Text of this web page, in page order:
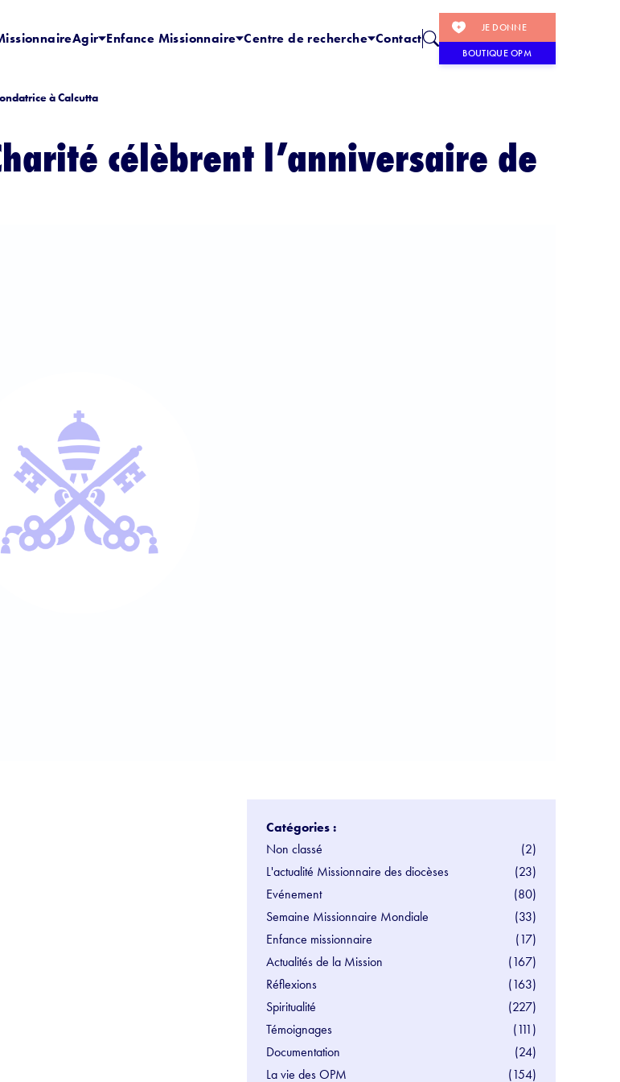
Agir Enfance Missionnaire Centre de recherche Contact
JE DONNE
BOUTIQUE OPM
à Calcutta
célèbrent l’anniversaire de
Catégories :
Non classé
(2)
L'actualité Missionnaire des diocèses
(23)
Evénement
(80)
Semaine Missionnaire Mondiale
(33)
Enfance missionnaire
(17)
Actualités de la Mission
(167)
Réflexions
(163)
Spiritualité
(227)
Témoignages
(111)
Documentation
(24)
La vie des OPM
(154)